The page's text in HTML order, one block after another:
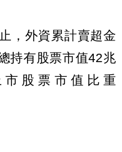
，外資累計賣超金
持有股票市值42兆
市股票市值比重